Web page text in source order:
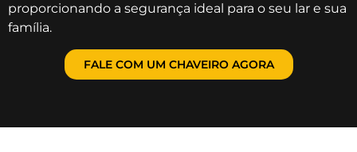
proporcionando a segurança ideal para o seu lar e sua
família.
FALE COM UM CHAVEIRO AGORA